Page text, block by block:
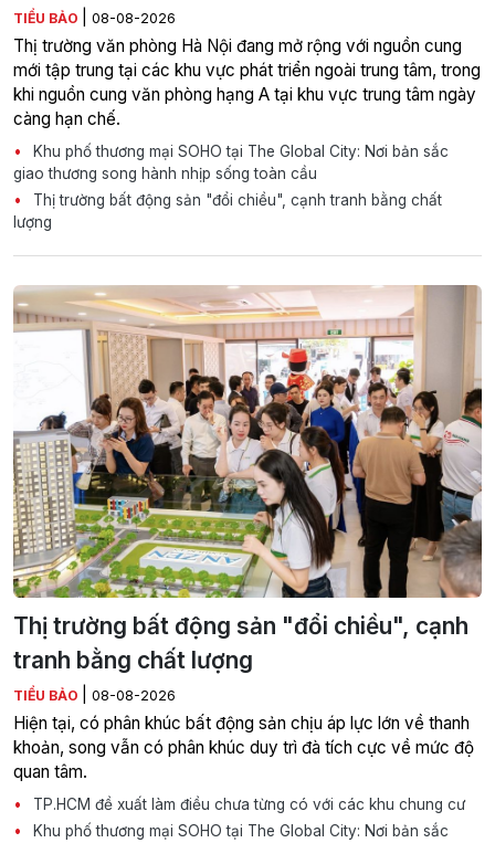
TIỂU BẢO 08-08-2026
Thị trường văn phòng Hà Nội đang mở rộng với nguồn cung
mới tập trung tại các khu vực phát triển ngoài trung tâm, trong
khi nguồn cung văn phòng hạng A tại khu vực trung tâm ngày
càng hạn chế.
Khu phố thương mại SOHO tại The Global City: Nơi bản sắc
giao thương song hành nhịp sống toàn cầu
Thị trường bất động sản "đổi chiều", cạnh tranh bằng chất
lượng
Thị trường bất động sản "đổi chiều", cạnh
tranh bằng chất lượng
TIỂU BẢO 08-08-2026
Hiện tại, có phân khúc bất động sản chịu áp lực lớn về thanh
khoản, song vẫn có phân khúc duy trì đà tích cực về mức độ
quan tâm.
TP.HCM đề xuất làm điều chưa từng có với các khu chung cư
Khu phố thương mại SOHO tại The Global City: Nơi bản sắc